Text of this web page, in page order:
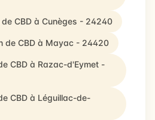
CBD à Cunèges - 24240
de CBD à Mayac - 24420
CBD à Razac-d'Eymet -
CBD à Léguillac-de-